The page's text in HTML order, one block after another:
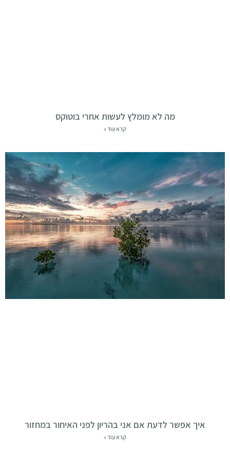
מה לא מומלץ לעשות אחרי בוטוקס
קרא עוד »
איך אפשר לדעת אם אני בהריון לפני האיחור במחזור
קרא עוד »